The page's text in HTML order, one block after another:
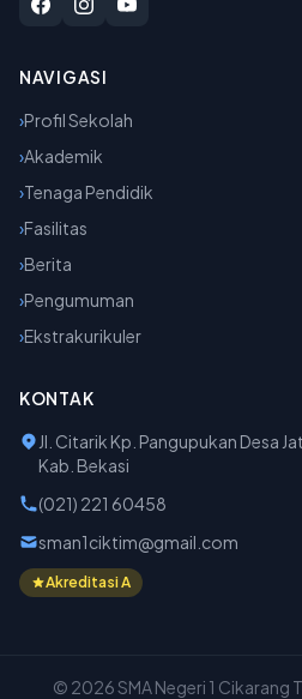
NAVIGASI
›Profil Sekolah
›Akademik
›Tenaga Pendidik
›Fasilitas
›Berita
›Pengumuman
›Ekstrakurikuler
KONTAK
Jl. Citarik Kp. Pangupukan Desa
Kab. Bekasi
(021) 221 60458
sman1ciktim@gmail.com
Akreditasi A
© 2026 SMA Negeri 1 Cikarang